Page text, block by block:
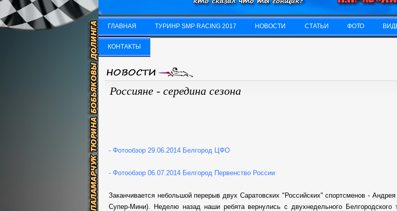
ГЛАВНАЯ
ГЛАВНАЯ
ТУРИНР SMP RACING 2017 НОВОСТИ СТАТЬИ ФОТО
КОНТАКТЫ
Россияне - середина сезона
- Фотообзор 29.06.2014 Белгород ЦФО
- Фотообзор 06.07.2014 Белгород Первенство России
Заканчивается небольшой перерыв двух Саратовских "Российских" спортсменов -
Супер-Мини). Неделю назад наши ребята вернулись с двухнедельного